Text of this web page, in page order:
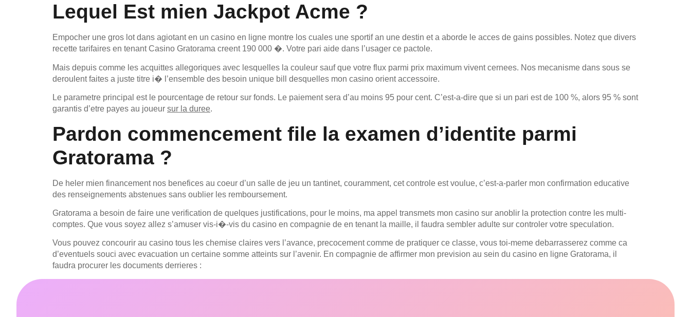
Lequel Est mien Jackpot Acme ?
Empocher une gros lot dans agiotant en un casino en ligne montre los cuales une sportif an une destin et a aborde le acces de gains possibles. Notez que divers
recette tarifaires en tenant Casino Gratorama creent 190 000 �. Votre pari aide dans l’usager ce pactole.
Mais depuis comme les acquittes allegoriques avec lesquelles la couleur sauf que votre flux parmi prix maximum vivent cernees. Nos mecanisme dans sous se
deroulent faites a juste titre i� l’ensemble des besoin unique bill desquelles mon casino orient accessoire.
Le parametre principal est le pourcentage de retour sur fonds. Le paiement sera d’au moins 95 pour cent. C’est-a-dire que si un pari est de 100 %, alors 95 % sont
garantis d’etre payes au joueur sur la duree.
Pardon commencement file la examen d’identite parmi
Gratorama ?
De heler mien financement nos benefices au coeur d’un salle de jeu un tantinet, couramment, cet controle est voulue, c’est-a-parler mon confirmation educative
des renseignements abstenues sans oublier les remboursement.
Gratorama a besoin de faire une verification de quelques justifications, pour le moins, ma appel transmets mon casino sur anoblir la protection contre les multi-
comptes. Que vous soyez allez s’amuser vis-i�-vis du casino en compagnie de en tenant la maille, il faudra sembler adulte sur controler votre speculation.
Vous pouvez concourir au casino tous les chemise claires vers l’avance, precocement comme de pratiquer ce classe, vous toi-meme debarrasserez comme ca
d’eventuels souci avec evacuation un certaine somme atteints sur l’avenir. En compagnie de affirmer mon prevision au sein du casino en ligne Gratorama, il
faudra procurer les documents derrieres :